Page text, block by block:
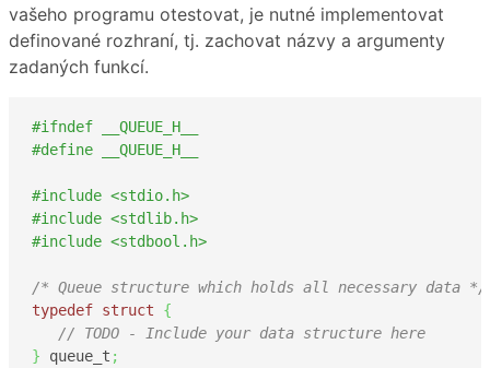
vašeho programu otestovat, je nutné implementovat
definované rozhraní, tj. zachovat názvy a argumenty
zadaných funkcí.
#ifndef __QUEUE_H__
#define __QUEUE_H__
#include <stdio.h>
#include <stdlib.h>
#include <stdbool.h>
/* Queue structure which holds all necessary data */
typedef struct
{
// TODO - Include your data structure here
} queue_t ;